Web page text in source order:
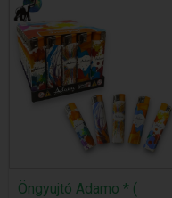
Öngyujtó Adamo * (